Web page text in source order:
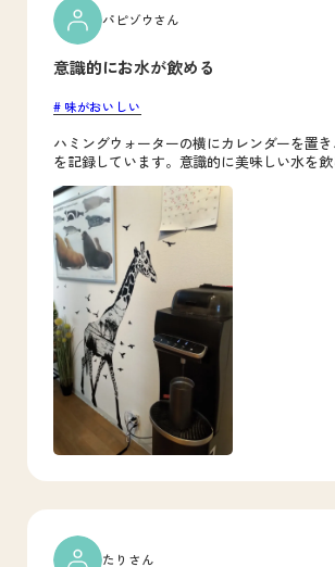
意識的にお水が飲める
味がおいしい
パピゾウさん
ハミングウォーターの横にカレンダーを置
を記録しています。意識的に美味しい水を飲
たりさん